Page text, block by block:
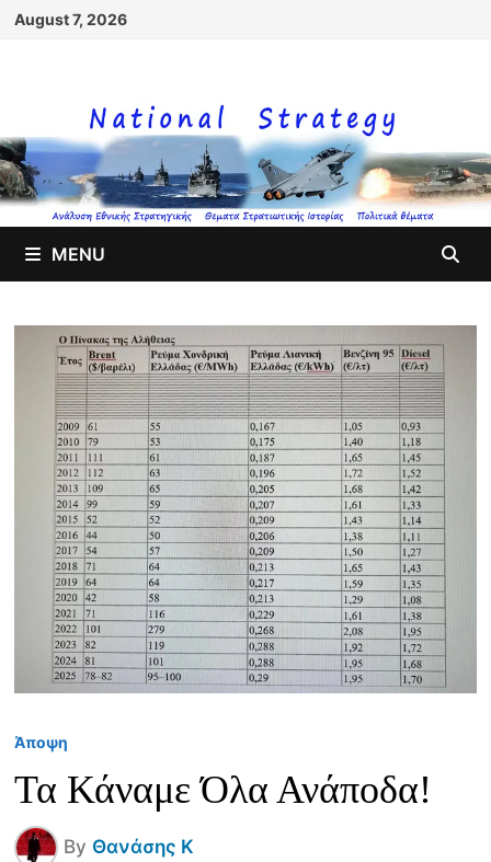
Skip
August 7, 2026
MENU
Άποψη
Τα Κάναμε Όλα Ανάποδα!
By Θανάσης Κ